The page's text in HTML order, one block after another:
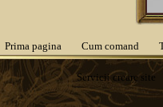
Prima pagina Cum comand
Serviciicreare site